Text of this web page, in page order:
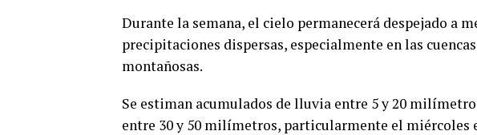
Durante la semana, el cielo permanecerá despejado a
precipitaciones dispersas, especialmente en las
montañosas.
Se estiman acumulados de lluvia entre 5 y 20
entre 30 y 50 milímetros, particularmente el miércoles